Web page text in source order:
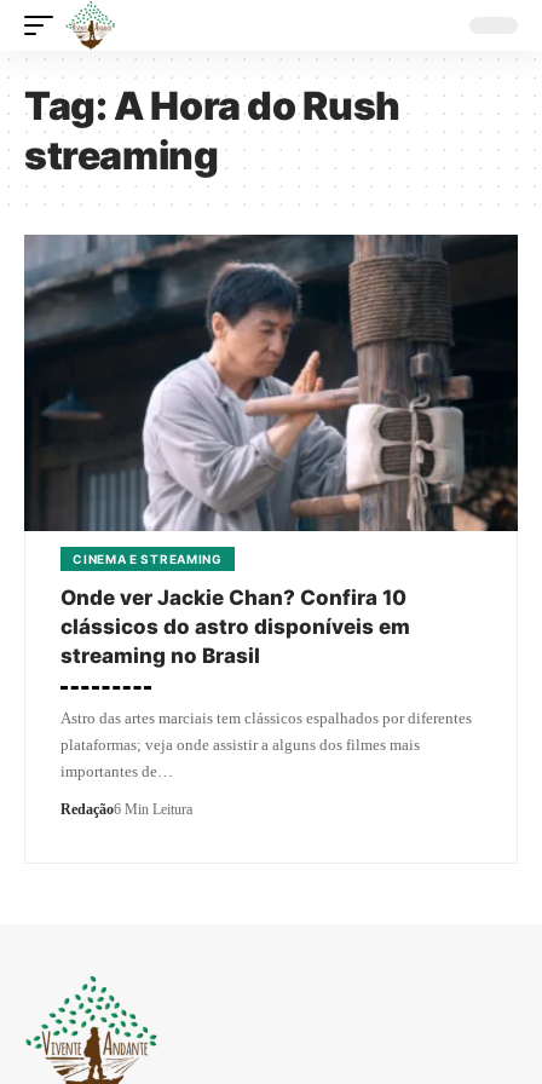
Tag:A Hora do Rush
streaming
CINEMA E STREAMING
Onde ver Jackie Chan? Confira 10
clássicos do astro disponíveis em
streaming no Brasil
Astro das artes marciais tem clássicos espalhados por diferentes
plataformas; veja onde assistir a alguns dos filmes mais
importantes de…
Redação6 Min Leitura